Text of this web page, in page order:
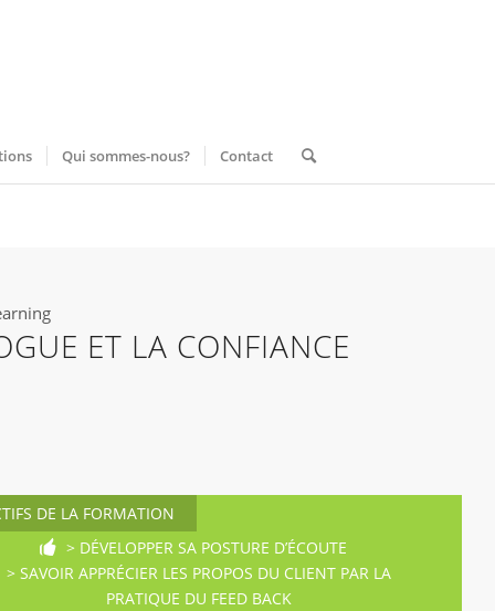
Qui sommes-nous? Contact
ET LA CONFIANCE
DE LA FORMATION
> DÉVELOPPER SA POSTURE D’ÉCOUTE
> SAVOIR APPRÉCIER LES PROPOS DU CLIENT PAR LA
PRATIQUE DU FEED BACK